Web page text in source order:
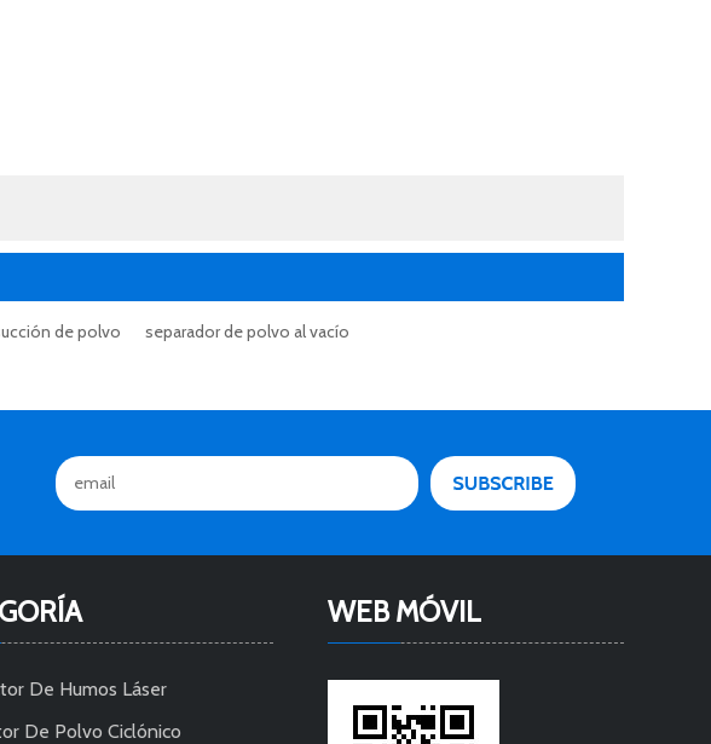
de polvo
separador de polvo al vacío
De Humos Láser
De Polvo Ciclónico
WEB MÓVIL